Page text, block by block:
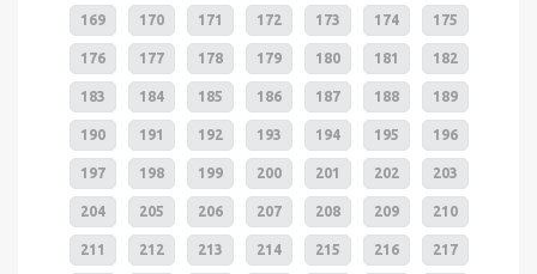
169 170 171 172 173 174 175
176 177 178 179 180 181 182
183 184 185 186 187 188 189
190 191 192 193 194 195 196
197 198 199 200 201 202 203
204 205 206 207 208 209 210
211 212 213 214 215 216 217